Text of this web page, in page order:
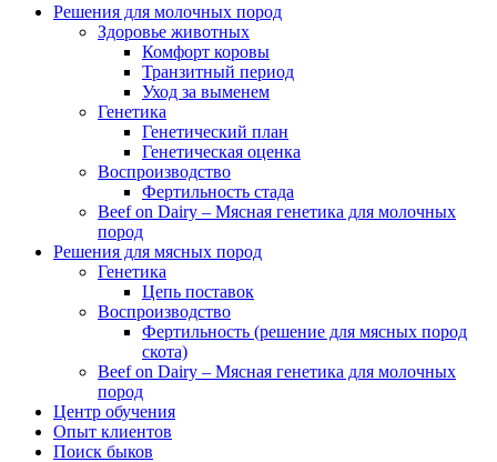
Решения для молочных пород
Здоровье животных
Комфорт коровы
Транзитный период
Уход за выменем
Генетика
Генетический план
Генетическая оценка
Воспроизводство
Фертильность стада
Beef on Dairy – Мясная генетика для молочных
пород
Решения для мясных пород
Генетика
Цепь поставок
Воспроизводство
Фертильность (решение для мясных пород
скота)
Beef on Dairy – Мясная генетика для молочных
пород
Центр обучения
Опыт клиентов
Поиск быков